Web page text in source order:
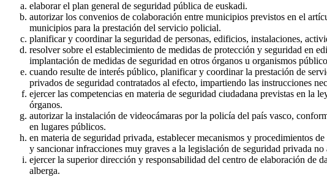
elaborar el plan general de seguridad pública de euskadi.
autorizar los convenios de colaboración entre municipios previstos en el
municipios para la prestación del servicio policial.
planificar y coordinar la seguridad de personas, edificios, instalaciones,
resolver sobre el establecimiento de medidas de protección y seguridad en
implantación de medidas de seguridad en otros órganos u organismos
cuando resulte de interés público, planificar y coordinar la prestación de
privados de seguridad contratados al efecto, impartiendo las instrucciones
ejercer las competencias en materia de seguridad ciudadana previstas en
órganos.
autorizar la instalación de videocámaras por la policía del país vasco,
en lugares públicos.
en materia de seguridad privada, establecer mecanismos y procedimientos
y sancionar infracciones muy graves a la legislación de seguridad privada no
ejercer la superior dirección y responsabilidad del centro de elaboración de
alberga.